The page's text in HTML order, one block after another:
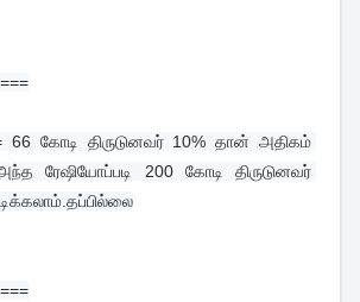
= 66 கோடி திருடுனவர் 10% தான் அதிகம்
ரேஷியோப்படி 200 கோடி திருடுனவர்